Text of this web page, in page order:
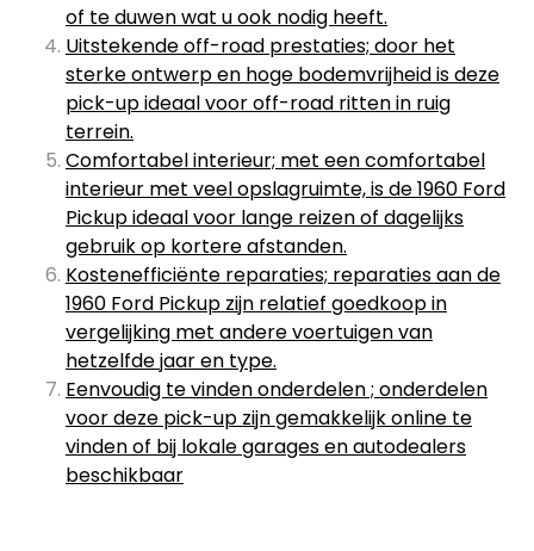
of te duwen wat u ook nodig heeft.
Uitstekende off-road prestaties; door het
sterke ontwerp en hoge bodemvrijheid is deze
pick-up ideaal voor off-road ritten in ruig
terrein.
Comfortabel interieur; met een comfortabel
interieur met veel opslagruimte, is de 1960 Ford
Pickup ideaal voor lange reizen of dagelijks
gebruik op kortere afstanden.
Kostenefficiënte reparaties; reparaties aan de
1960 Ford Pickup zijn relatief goedkoop in
vergelijking met andere voertuigen van
hetzelfde jaar en type.
Eenvoudig te vinden onderdelen ; onderdelen
voor deze pick-up zijn gemakkelijk online te
vinden of bij lokale garages en autodealers
beschikbaar